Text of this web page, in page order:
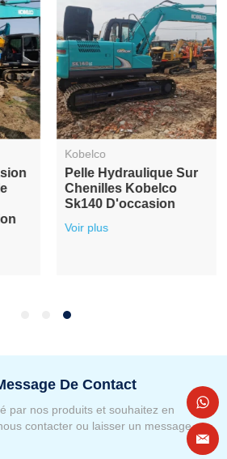
Kobelco
Pelle Hydraulique Sur
Chenilles Kobelco
Sk140 D'occasion
Voir plus
De Contact
par nos produits et souhaitez en
contacter ou laisser un message